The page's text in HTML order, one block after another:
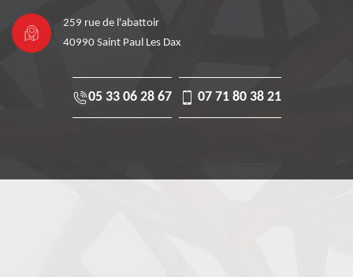
259 rue de l'abattoir
40990 Saint Paul Les Dax
05 33 06 28 67 07 71 80 38 21